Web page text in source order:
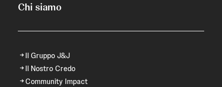
Chi siamo
Il Gruppo J&J
Il Nostro Credo
Community Impact